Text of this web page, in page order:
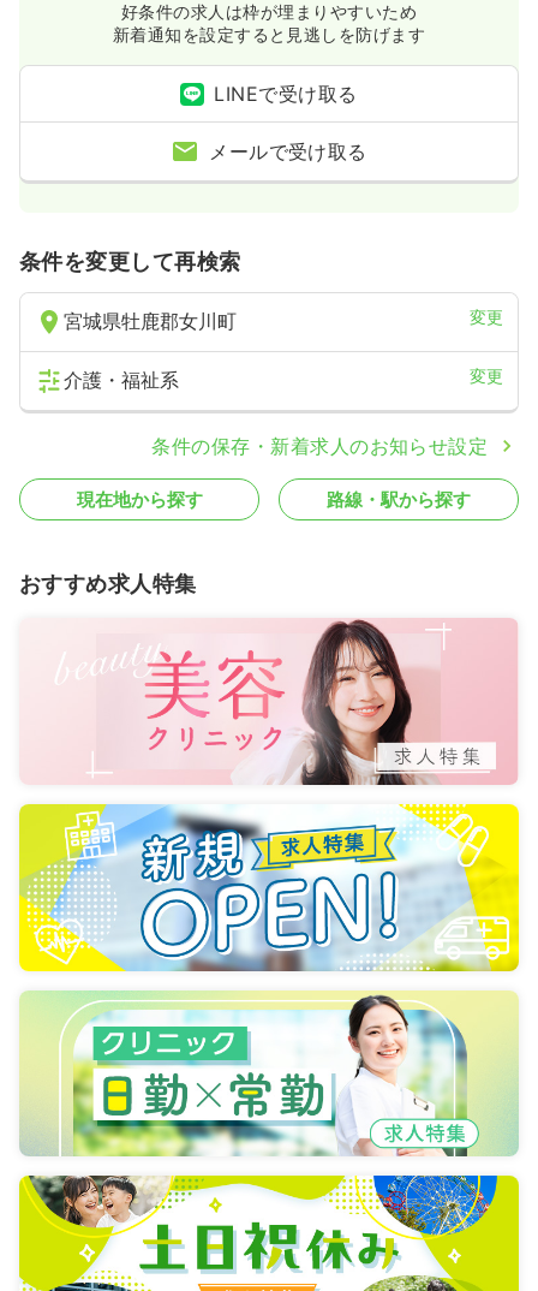
好条件の求人は枠が埋まりやすいため
新着通知を設定すると見逃しを防げます
LINEで受け取る
メールで受け取る
条件を変更して再検索
宮城県牡鹿郡女川町 変更
介護・福祉系 変更
条件の保存・新着求人のお知らせ設定
現在地から探す 路線・駅から探す
おすすめ求人特集